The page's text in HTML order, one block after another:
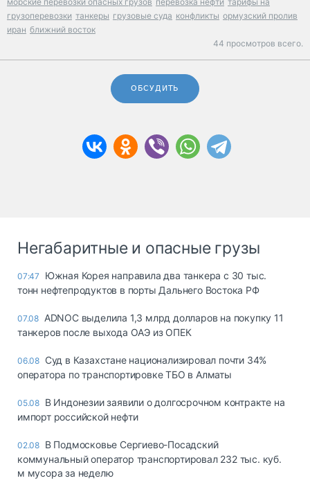
грузоперевозки танкеры грузовые суда конфликты ормузский пролив
иран ближний восток
44 просмотров всего.
ОБСУДИТЬ
Негабаритные и опасные грузы
07:47
Южная Корея направила два танкера с 30 тыс.
тонн нефтепродуктов в порты Дальнего Востока РФ
07.08 ADNOC выделила 1,3 млрд долларов на покупку 11
танкеров после выхода ОАЭ из ОПЕК
06.08 Суд в Казахстане национализировал почти 34%
оператора по транспортировке ТБО в Алматы
05.08 В Индонезии заявили о долгосрочном контракте на
импорт российской нефти
02.08 В Подмосковье Сергиево-Посадский
коммунальный оператор транспортировал 232 тыс. куб.
м мусора за неделю